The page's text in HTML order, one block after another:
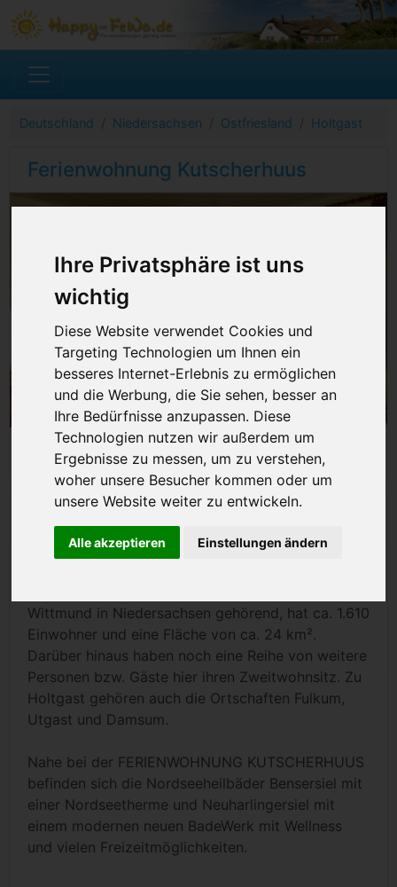
Ihre Privatsphäre ist uns
wichtig
Diese Website verwendet Cookies und
Targeting Technologien um Ihnen ein
besseres Internet-Erlebnis zu ermöglichen
und die Werbung, die Sie sehen, besser an
Ihre Bedürfnisse anzupassen. Diese
Technologien nutzen wir außerdem um
Ergebnisse zu messen, um zu verstehen,
woher unsere Besucher kommen oder um
unsere Website weiter zu entwickeln.
Alle akzeptieren Einstellungen ändern
Deutschland Niedersachsen Ostfriesland Holtgast
Ferienwohnung Kutscherhuus
Wittmund in Niedersachsen gehörend, hat ca. 1.610
Einwohner und eine Fläche von ca. 24 km².
Darüber hinaus haben noch eine Reihe von weitere
Personen bzw. Gäste hier ihren Zweitwohnsitz. Zu
Holtgast gehören auch die Ortschaften Fulkum,
Utgast und Damsum.
Nahe bei der FERIENWOHNUNG KUTSCHERHUUS
befinden sich die Nordseeheilbäder Bensersiel mit
einer Nordseetherme und Neuharlingersiel mit
einem modernen neuen BadeWerk mit Wellness
und vielen Freizeitmöglichkeiten.